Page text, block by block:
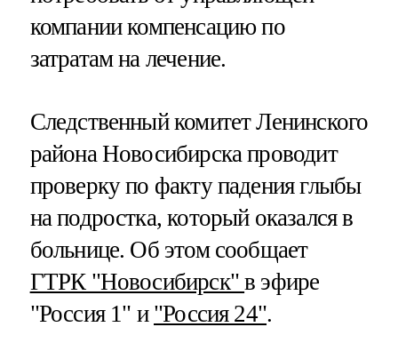
компании компенсацию по
затратам на лечение.
Следственный комитет Ленинского
района Новосибирска проводит
проверку по факту падения глыбы
на подростка, который оказался в
больнице. Об этом сообщает
ГТРК "Новосибирск"в эфире
"Россия 1" и "Россия 24".